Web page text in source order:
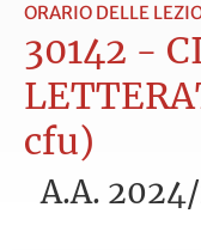
ORARIO DELLE
30142 -
cfu)
A.A.